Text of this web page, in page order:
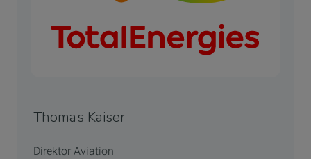
Thomas Kaiser
Direktor Aviation